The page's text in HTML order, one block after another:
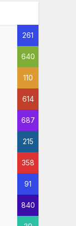
261
640
110
614
687
215
358
91
840